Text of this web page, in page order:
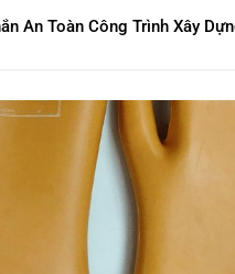
An Toàn Công Trình Xây